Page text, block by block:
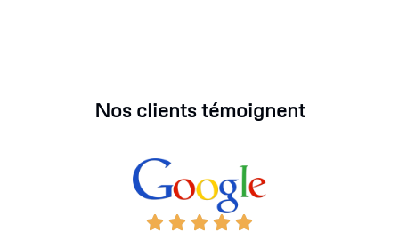
Nos clients témoignent